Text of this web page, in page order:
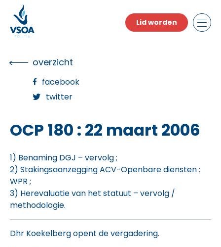
the
content
Lid worden
overzicht
facebook
twitter
OCP 180 : 22 maart 2006
1) Benaming DGJ – vervolg ;
2) Stakingsaanzegging ACV-Openbare diensten :
WPR ;
3) Herevaluatie van het statuut – vervolg /
methodologie.
Dhr Koekelberg opent de vergadering.